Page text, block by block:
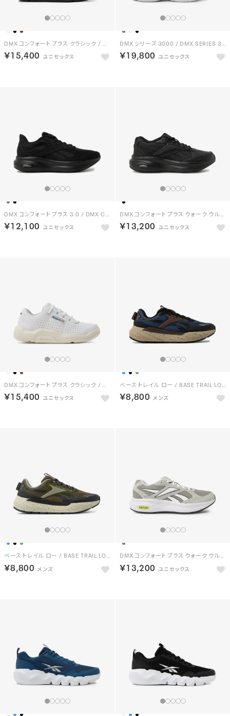
DMX コンフォート プラス クラシック / DMX COMFORT + CLASSIC （ブラウン）
￥15,400
DMX シリーズ 3000 / DMX SERIES 3000 （ブラック/レッド）
￥19,800
DMX コンフォート プラス 3.0 / DMX COMFORT + 3.0 （ブラック）
￥12,100
DMX コンフォート プラス ウォーク ウルトラ / DMX COMFORT + WALK ULTRA （ブラック）
￥13,200
DMX コンフォート プラス クラシック / DMX COMFORT + CLASSIC （ホワイト/ブルー）
￥15,400
ベース トレイル ロー / BASE TRAIL LOW （ブルー/ブラック）
￥8,800
ベース トレイル ロー / BASE TRAIL LOW （オリーブ）
￥8,800
DMX コンフォート プラス ウォーク ウルトラ / DMX COMFORT + WALK ULTRA （グレー/ホワイト）
￥13,200